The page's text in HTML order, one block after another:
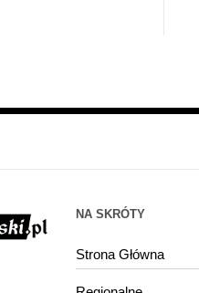
NA SKRÓTY
Strona Główna